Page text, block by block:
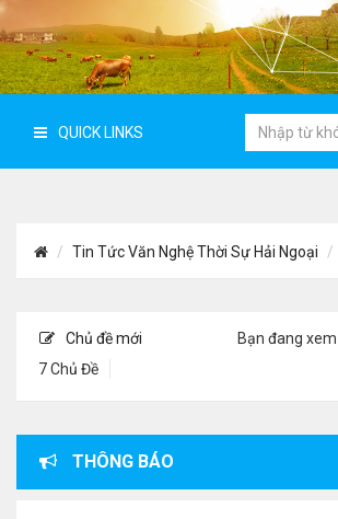
QUICK LINKS
Tin Tức Văn Nghệ Thời Sự Hải Ngoại
Chủ đề mới
7 Chủ Đề
Bạn đang
THÔNG BÁO